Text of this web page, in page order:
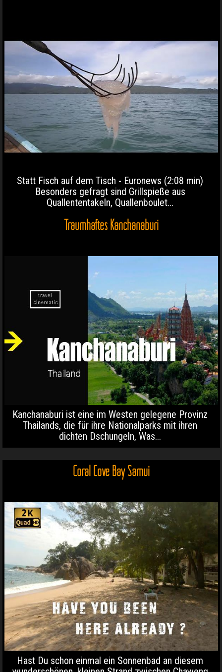
Statt Fisch auf dem Tisch - Euronews (2:08 min)
Besonders gefragt sind Grillspieße aus
Quallententakeln, Quallenboulet...
Traumhaftes Kanchanaburi
Kanchanaburi ist eine im Westen gelegene Provinz
Thailands, die für ihre Nationalparks mit ihren
dichten Dschungeln, Was...
Coral Cove Bay Samui
Hast Du schon einmal ein Sonnenbad an diesem